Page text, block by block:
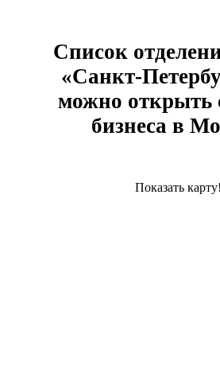
Список
«Санкт-
можно открыть
бизнеса в
Показать карту!